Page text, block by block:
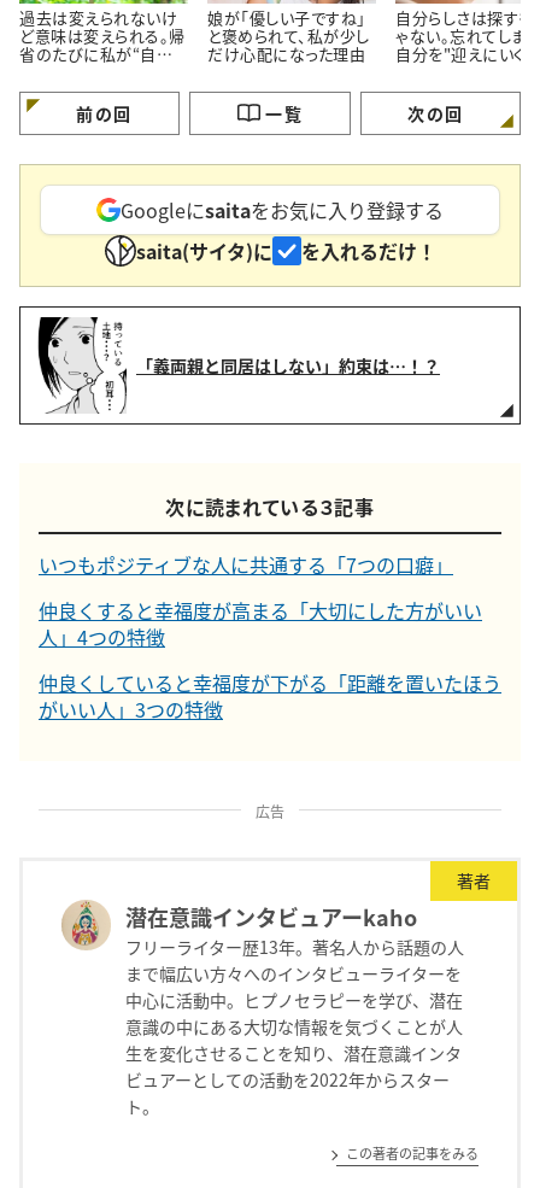
過去は変えられないけ
ど意味は変えられる。帰
省のたびに私が“自分を
娘が「優しい子ですね」
と褒められて、私が少し
だけ心配になった理由
自分らしさは探すも
ゃない。忘れてしま
自分を"迎えにいく"
前の回 一覧 次の回
Googleにsaitaをお気に入り登録する
saita(サイタ)に
を入れるだけ！
「義両親と同居はしない」約束は…！？
次に読まれている３記事
いつもポジティブな人に共通する「7つの口癖」
仲良くすると幸福度が高まる「大切にした方がいい
人」4つの特徴
仲良くしていると幸福度が下がる「距離を置いたほう
がいい人」3つの特徴
広告
著者
潜在意識インタビュアーkaho
フリーライター歴13年。著名人から話題の人
まで幅広い方々へのインタビューライターを
中心に活動中。ヒプノセラピーを学び、潜在
意識の中にある大切な情報を気づくことが人
生を変化させることを知り、潜在意識インタ
ビュアーとしての活動を2022年からスター
ト。
この著者の記事をみる